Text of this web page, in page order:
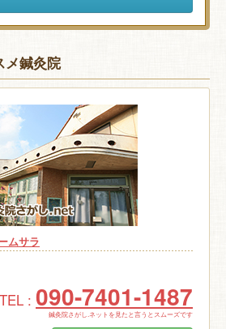
メ鍼灸院
ムサラ
TEL : 090-7401-1487
鍼灸院さがし.ネットを見たと言うとスムーズです